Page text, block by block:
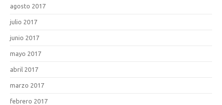
agosto 2017
julio 2017
junio 2017
mayo 2017
abril 2017
marzo 2017
febrero 2017